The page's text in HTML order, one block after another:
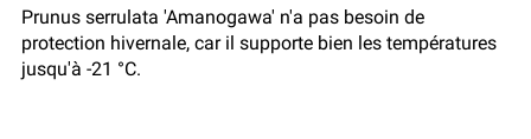
Prunus serrulata 'Amanogawa' n'a pas besoin de
protection hivernale, car il supporte bien les températures
jusqu'à -21 °C.